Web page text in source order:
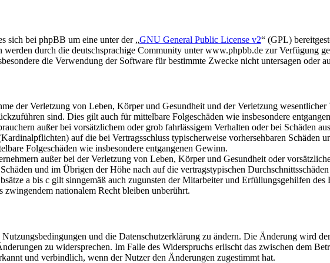
sich bei phpBB um eine unter der „GNU General Public License v2“ (GPL)
werden durch die deutschsprachige Community unter www.phpbb.de zur Verfügung
die Verwendung der Software für bestimmte Zwecke nicht untersagen oder
der Verletzung von Leben, Körper und Gesundheit und der Verletzung
sind. Dies gilt auch für mittelbare Folgeschäden wie insbesondere
außer bei vorsätzlichem oder grob fahrlässigem Verhalten oder bei Schäden
auf die bei Vertragsschluss typischerweise vorhersehbaren Schäden
Folgeschäden wie insbesondere entgangenen Gewinn.
außer bei der Verletzung von Leben, Körper und Gesundheit oder
und im Übrigen der Höhe nach auf die vertragstypischen
a bis c gilt sinngemäß auch zugunsten der Mitarbeiter und Erfüllungsgehilfen des
zwingendem nationalem Recht bleiben unberührt.
und die Datenschutzerklärung zu ändern. Die Änderung wird
zu widersprechen. Im Falle des Widerspruchs erlischt das zwischen dem
und verbindlich, wenn der Nutzer den Änderungen zugestimmt hat.